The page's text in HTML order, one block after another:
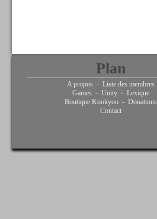
Plan
A propos - Liste des membres
Games - Unity - Lexique
Boutique Kookyoo - Donations
Contact